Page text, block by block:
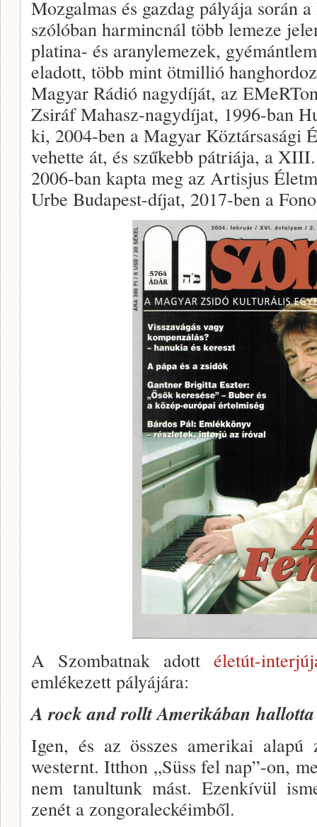
Mozgalmas és gazdag pályája során
szólóban harmincnál több lemeze
platina- és aranylemezek,
eladott, több mint ötmillió
Magyar Rádió nagydíját, az
Zsiráf Mahasz-nagydíjat, 1996-ban
ki, 2004-ben a Magyar Köztársasági
vehette át, és szűkebb pátriája, a
2006-ban kapta meg az Artisjus
Urbe Budapest-díjat, 2017-ben a
A Szombatnak adott életút-
emlékezett pályájára:
A rock and rollt Amerikában hal­lotta
Igen, és az összes amerikai
westernt. Itt­hon „Süss fel nap”-on,
nem tanultunk mást. Ezenkívül
zenét a zongoraleckéimből.